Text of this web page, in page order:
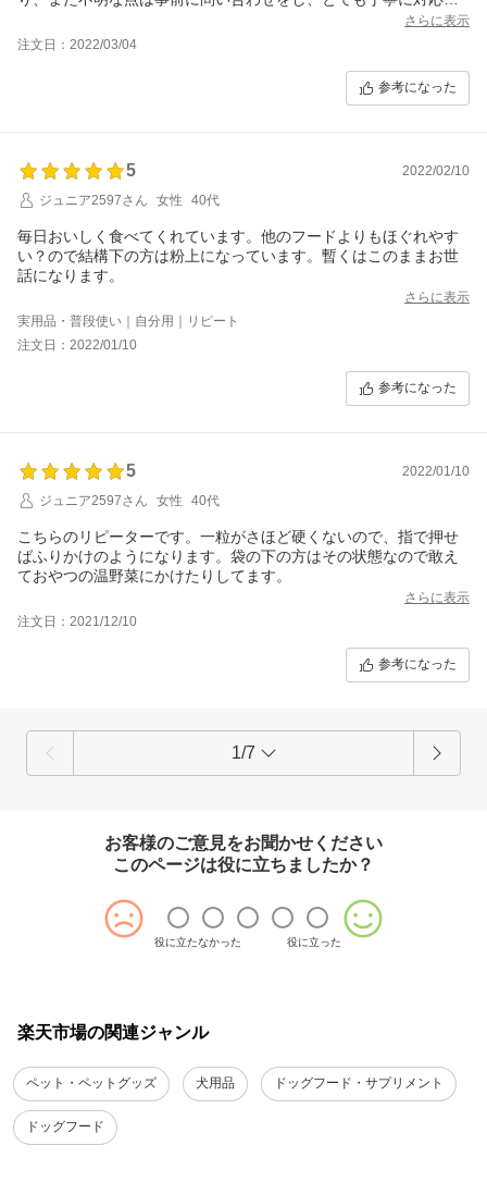
ていただきました。一度試してみようと思い購入し約1ヶ月与えた
所、便や皮膚の不調もなく体調も良好なのでこのまま続けていこ
うと思い今回2回目の購入です！！素敵なご飯に出会えました。
ちなみに3キロの商品もあればなぁっと思ってたりも。
さらに表示
注文日：2022/03/04
参考になった
5
2022/02/10
ジュニア2597さん
女性 40代
毎日おいしく食べてくれています。他のフードよりもほぐれやす
い？ので結構下の方は粉上になっています。暫くはこのままお世
話になります。
さらに表示
実用品・普段使い｜自分用｜リピート
注文日：2022/01/10
参考になった
5
2022/01/10
ジュニア2597さん
女性 40代
こちらのリピーターです。一粒がさほど硬くないので、指で押せ
ばふりかけのようになります。袋の下の方はその状態なので敢え
ておやつの温野菜にかけたりしてます。
さらに表示
注文日：2021/12/10
参考になった
1/7
お客様のご意見をお聞かせください
このページは役に立ちましたか？
役に立たなかった 役に立った
楽天市場の関連ジャンル
ペット・ペットグッズ 犬用品 ドッグフード・サプリメント
ドッグフード